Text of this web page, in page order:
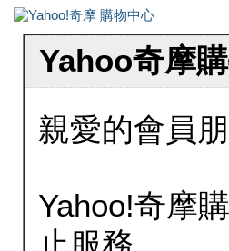
Yahoo奇摩
親愛的會員
Yahoo!奇摩
止服務。